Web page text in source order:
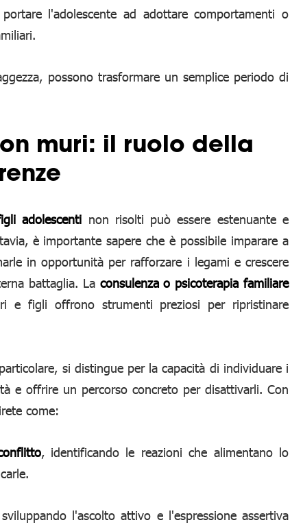
l'adolescente ad adottare comportamenti o
possono trasformare un semplice periodo di
muri: il ruolo della
adolescenti non risolti può essere estenuante e
è importante sapere che è possibile imparare a
in opportunità per rafforzare i legami e crescere
battaglia. La consulenza o psicoterapia familiare
e figli offrono strumenti preziosi per ripristinare
si distingue per la capacità di individuare i
e offrire un percorso concreto per disattivarli. Con
come:
, identificando le reazioni che alimentano lo
l'ascolto attivo e l'espressione assertiva